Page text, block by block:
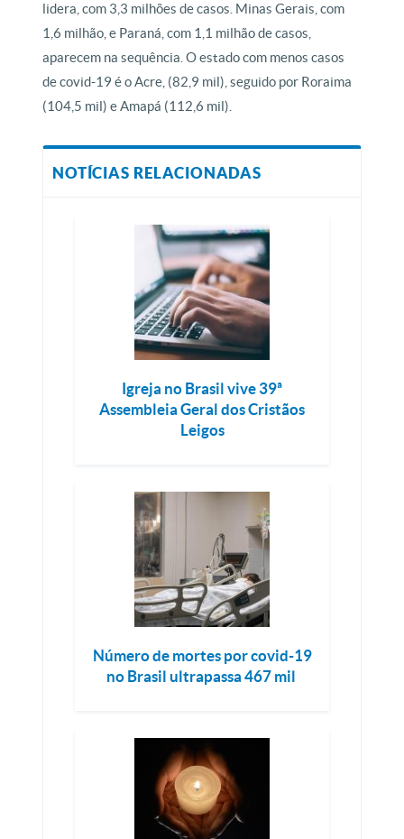
lidera, com 3,3 milhões de casos. Minas Gerais, com
1,6 milhão, e Paraná, com 1,1 milhão de casos,
aparecem na sequência. O estado com menos casos
de covid-19 é o Acre, (82,9 mil), seguido por Roraima
(104,5 mil) e Amapá (112,6 mil).
NOTÍCIAS RELACIONADAS
Igreja no Brasil vive 39ª
Assembleia Geral dos Cristãos
Leigos
Número de mortes por covid-19
no Brasil ultrapassa 467 mil